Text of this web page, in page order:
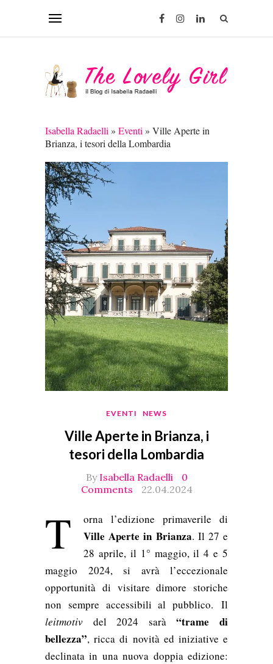
Isabella Radaelli » Eventi » Ville Aperte in
Brianza, i tesori della Lombardia
EVENTI NEWS
Ville Aperte in Brianza, i
tesori della Lombardia
By Isabella Radaelli
0
Comments
22.04.2024
T orna l’edizione primaverile di
Ville Aperte in Brianza. Il 27 e
28 aprile, il 1° maggio, il 4 e 5
maggio 2024, si avrà l’eccezionale
opportunità di visitare dimore storiche
non sempre accessibili al pubblico. Il
leitmotiv del 2024 sarà“trame di
bellezza”, ricca di novità ed iniziative e
declinata in una nuova doppia edizione: